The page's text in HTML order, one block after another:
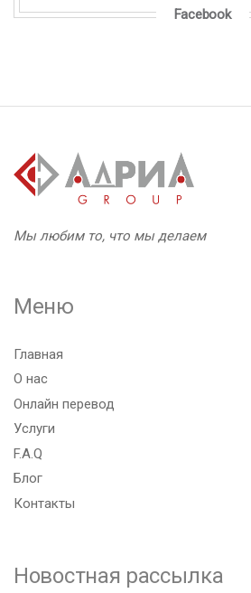
Facebook
Мы любим то, что мы делаем
Меню
Главная
О нас
Онлайн перевод
Услуги
F.A.Q
Блог
Контакты
Новостная рассылка